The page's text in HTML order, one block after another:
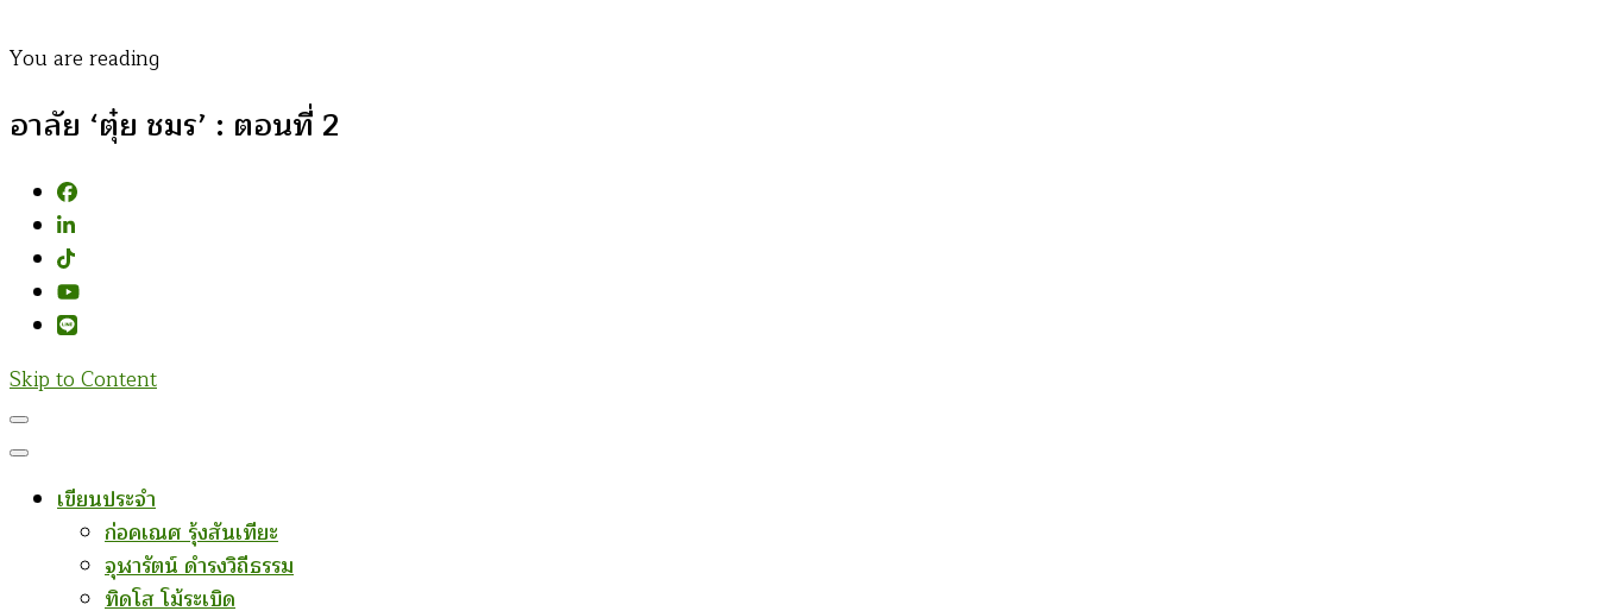
You are reading
อาลัย ‘ตุ๋ย ชมร’ : ตอนที่ 2
Skip to Content
เขียนประจำ
ก่อคเณศ รุ้งสันเทียะ
จุฬารัตน์ ดำรงวิถีธรรม
ทิดโส โม้ระเบิด